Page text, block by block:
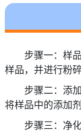
步骤一：样
样品，并进行粉
步骤二：添
将样品中的添加
步骤三：净